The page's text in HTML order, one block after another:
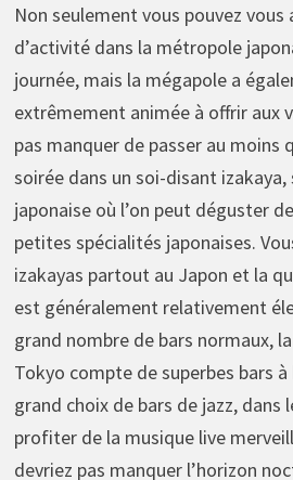
Non seulement vous pouvez
d’activité dans la métropole
journée, mais la mégapole a
extrêmement animée à offrir aux
pas manquer de passer au moins
soirée dans un soi-disant izakaya,
japonaise où l’on peut déguster
petites spécialités japonaises.
izakayas partout au Japon et la
est généralement relativement
grand nombre de bars normaux,
Tokyo compte de superbes bars à
grand choix de bars de jazz, dans
profiter de la musique live
devriez pas manquer l’horizon